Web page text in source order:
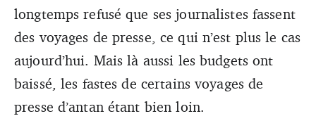
longtemps refusé que ses journalistes fassent
des voyages de presse, ce qui n’est plus le cas
aujourd’hui. Mais là aussi les budgets ont
baissé, les fastes de certains voyages de
presse d’antan étant bien loin.